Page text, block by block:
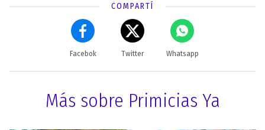
COMPARTÍ
Facebok Twitter Whatsapp
Más sobre Primicias Ya